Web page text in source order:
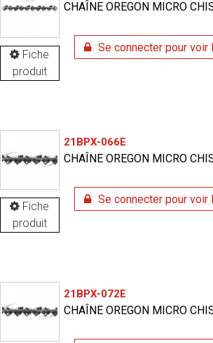
Fiche
produit
CHAÎNE OREGON MICRO
Se connecter pour voir
Fiche
produit
21BPX-066E
CHAÎNE OREGON MICRO
Se connecter pour voir
21BPX-072E
CHAÎNE OREGON MICRO